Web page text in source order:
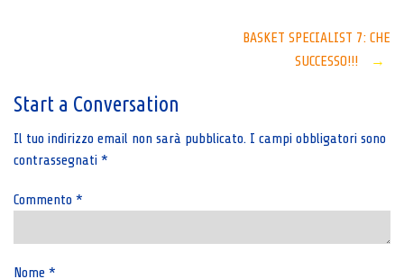
BASKET SPECIALIST 7: CHE
SUCCESSO!!!
→
Start a Conversation
Il tuo indirizzo email non sarà pubblicato. I campi obbligatori sono
contrassegnati *
Commento *
Nome *